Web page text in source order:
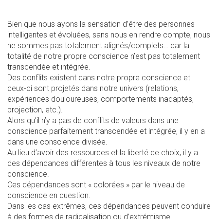
Bien que nous ayons la sensation d’être des personnes
intelligentes et évoluées, sans nous en rendre compte, nous
ne sommes pas totalement alignés/complets… car la
totalité de notre propre conscience n’est pas totalement
transcendée et intégrée.
Des conflits existent dans notre propre conscience et
ceux-ci sont projetés dans notre univers (relations,
expériences douloureuses, comportements inadaptés,
projection, etc.).
Alors qu’il n’y a pas de conflits de valeurs dans une
conscience parfaitement transcendée et intégrée, il y en a
dans une conscience divisée.
Au lieu d’avoir des ressources et la liberté de choix, il y a
des dépendances différentes à tous les niveaux de notre
conscience.
Ces dépendances sont « colorées » par le niveau de
conscience en question.
Dans les cas extrêmes, ces dépendances peuvent conduire
à des formes de radicalisation ou d’extrémisme.